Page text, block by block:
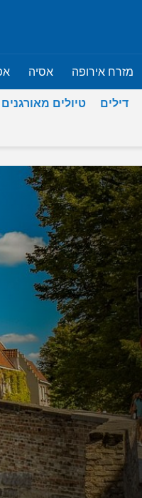
מזרח אירופה אסיה
דילים טיולים מאורגנים